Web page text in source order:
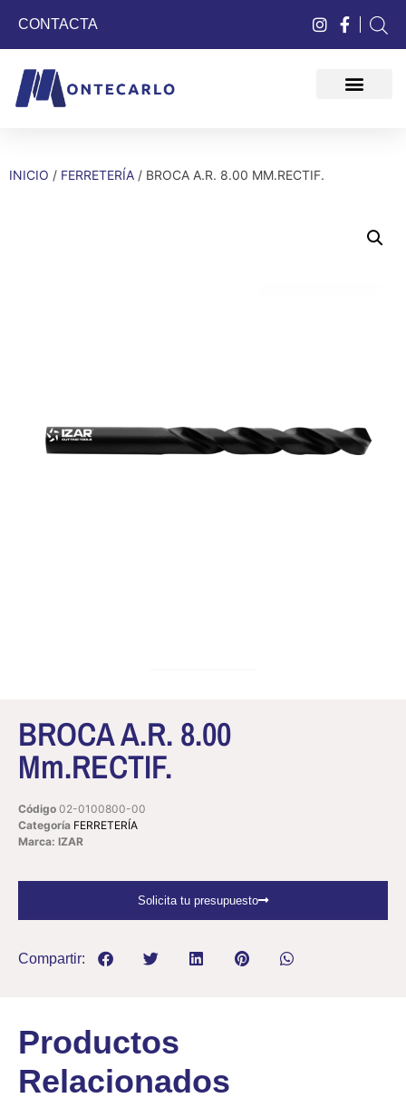
CONTACTA
INICIO / FERRETERÍA / BROCA A.R. 8.00 MM.RECTIF.
BROCA A.R. 8.00
Mm.RECTIF.
Código 02-0100800-00
Categoría FERRETERÍA
Marca: IZAR
Solicita tu presupuesto
Compartir:
Productos
Relacionados